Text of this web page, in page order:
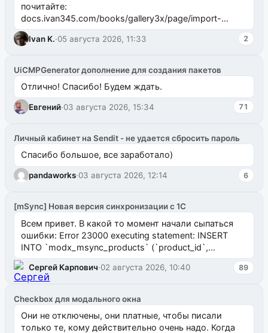
почитайте:
docs.ivan345.com/books/gallery3x/page/import-
ms2galleryphp
Ivan K.·05 августа 2026, 11:33 2
UiCMPGenerator дополнение для создания пакетов
Отлично! Спасибо! Будем ждать.
Евгений·03 августа 2026, 15:34 71
Личный кабинет на Sendit - не удается сбросить пароль
Спасибо большое, все заработало)
pandaworks·03 августа 2026, 12:14 6
[mSync] Новая версия синхронизации с 1С
Всем привет. В какой то момент начали сыпаться
ошибки: Error 23000 executing statement: INSERT
INTO `modx_msync_products` (`product_id`,
`uuid_1c`) VALUES ...
Сергей Карпович·02 августа 2026, 10:40 89
Checkbox для модального окна
Они не отключены, они платные, чтобы писали
только те, кому действительно очень надо. Когда